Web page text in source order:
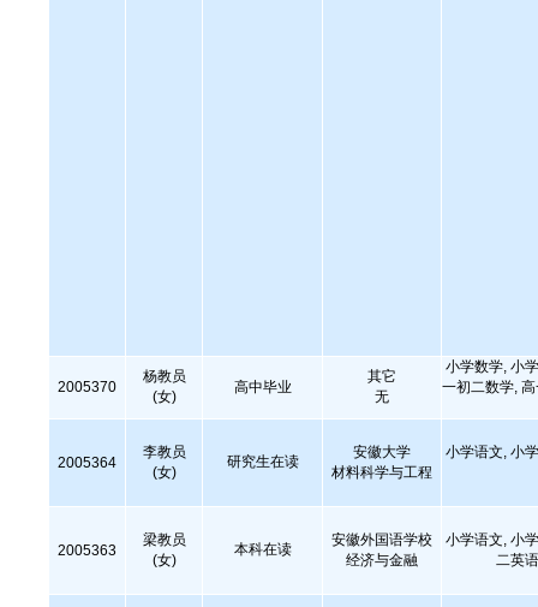
2005370
杨教员
(女)
高中毕业
其它
无
小学数学, 小
一初二数学,
2005364
李教员
(女)
研究生在读
安徽大学
材料科学与工程
小学语文, 小
2005363
梁教员
(女)
本科在读
安徽外国语学校
经济与金融
小学语文, 小
二英